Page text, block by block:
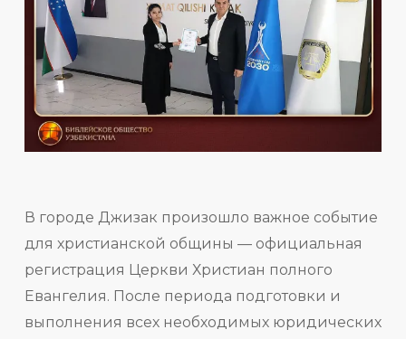
В городе Джизак произошло важное событие
для христианской общины — официальная
регистрация Церкви Христиан полного
Евангелия. После периода подготовки и
выполнения всех необходимых юридических